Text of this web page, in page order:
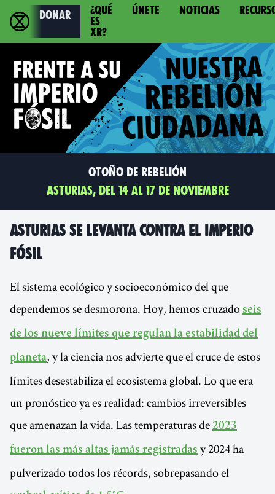
Donar
¿Qué
es
XR?
Únete Noticias
Otoño de rebelión
Asturias, del 14 al 17 de noviembre
Asturias se levanta contra el imperio
fósil
El sistema ecológico y socioeconómico del que
dependemos se desmorona. Hoy, hemos cruzado seis
de los nueve límites que regulan la estabilidad del
planeta, y la ciencia nos advierte que el cruce de estos
límites desestabiliza el ecosistema global. Lo que era
un pronóstico ya es realidad: cambios irreversibles
que amenazan la vida. Las temperaturas de 2023
fueron las más altas jamás registradas y 2024 ha
pulverizado todos los récords, sobrepasando el